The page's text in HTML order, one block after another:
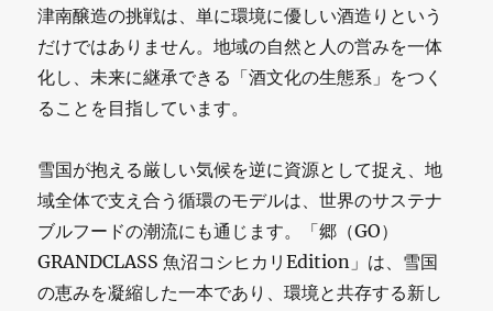
津南醸造の挑戦は、単に環境に優しい酒造りという
だけではありません。地域の自然と人の営みを一体
化し、未来に継承できる「酒文化の生態系」をつく
ることを目指しています。
雪国が抱える厳しい気候を逆に資源として捉え、地
域全体で支え合う循環のモデルは、世界のサステナ
ブルフードの潮流にも通じます。「郷（GO）
GRANDCLASS 魚沼コシヒカリEdition」は、雪国
の恵みを凝縮した一本であり、環境と共存する新し